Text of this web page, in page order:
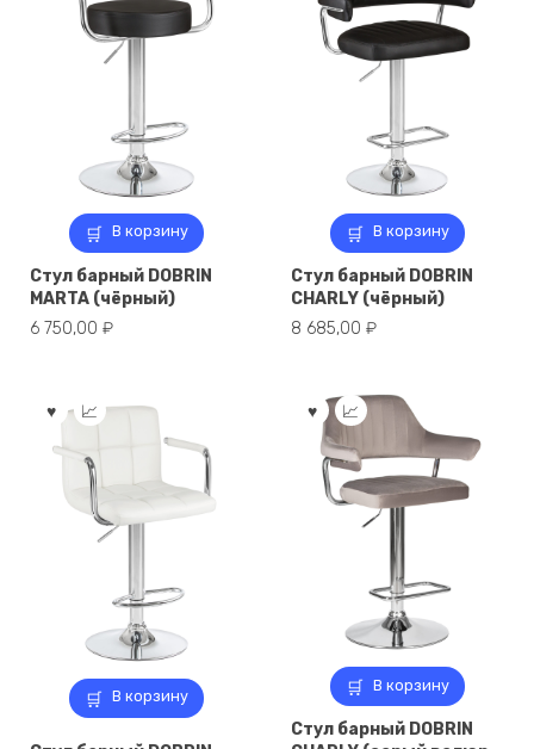
В корзину
Стул барный DOBRIN
MARTA (чёрный)
6 750,00 ₽
В корзину
Стул барный DOBRIN
CHARLY (чёрный)
8 685,00 ₽
В корзину
В корзину
Стул барный DOBRIN